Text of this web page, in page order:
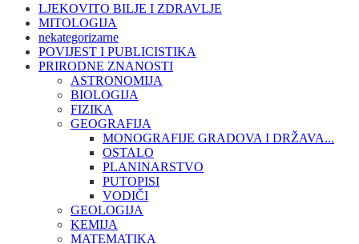
LJEKOVITO BILJE I ZDRAVLJE
MITOLOGIJA
nekategorizarne
POVIJEST I PUBLICISTIKA
PRIRODNE ZNANOSTI
ASTRONOMIJA
BIOLOGIJA
FIZIKA
GEOGRAFIJA
MONOGRAFIJE GRADOVA I DRŽAVA...
OSTALO
PLANINARSTVO
PUTOPISI
VODIČI
GEOLOGIJA
KEMIJA
MATEMATIKA